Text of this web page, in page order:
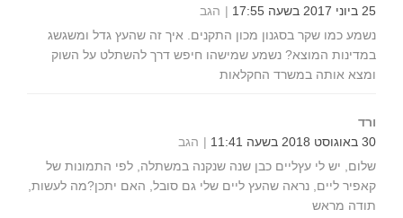
25 ביוני 2017 בשעה 17:55
הגב
נשמע כמו שקר בסגנון מכון התקנים. איך זה שהעץ גדל ומשגשג
במדינות המוצא? נשמע שמישהו חיפש דרך להשתלט על השוק
ומצא אותה במשרד החקלאות
ורד
30 באוגוסט 2018 בשעה 11:41
הגב
שלום, יש לי עץליים כבן שנה שנקנה במשתלה, לפי התמונות של
קאפיר ליים, נראה שהעץ ליים שלי גם סובל, האם יתכן?מה לעשות,
תודה מראש